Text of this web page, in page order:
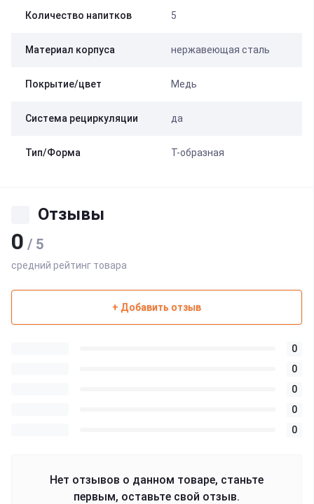
Количество напитков 5
Материал корпуса нержавеющая сталь
Покрытие/цвет Медь
Система рециркуляции да
Тип/Форма Т-образная
Отзывы
0 / 5
средний рейтинг товара
+ Добавить отзыв
0
0
0
0
0
Нет отзывов о данном товаре, станьте
первым, оставьте свой отзыв.